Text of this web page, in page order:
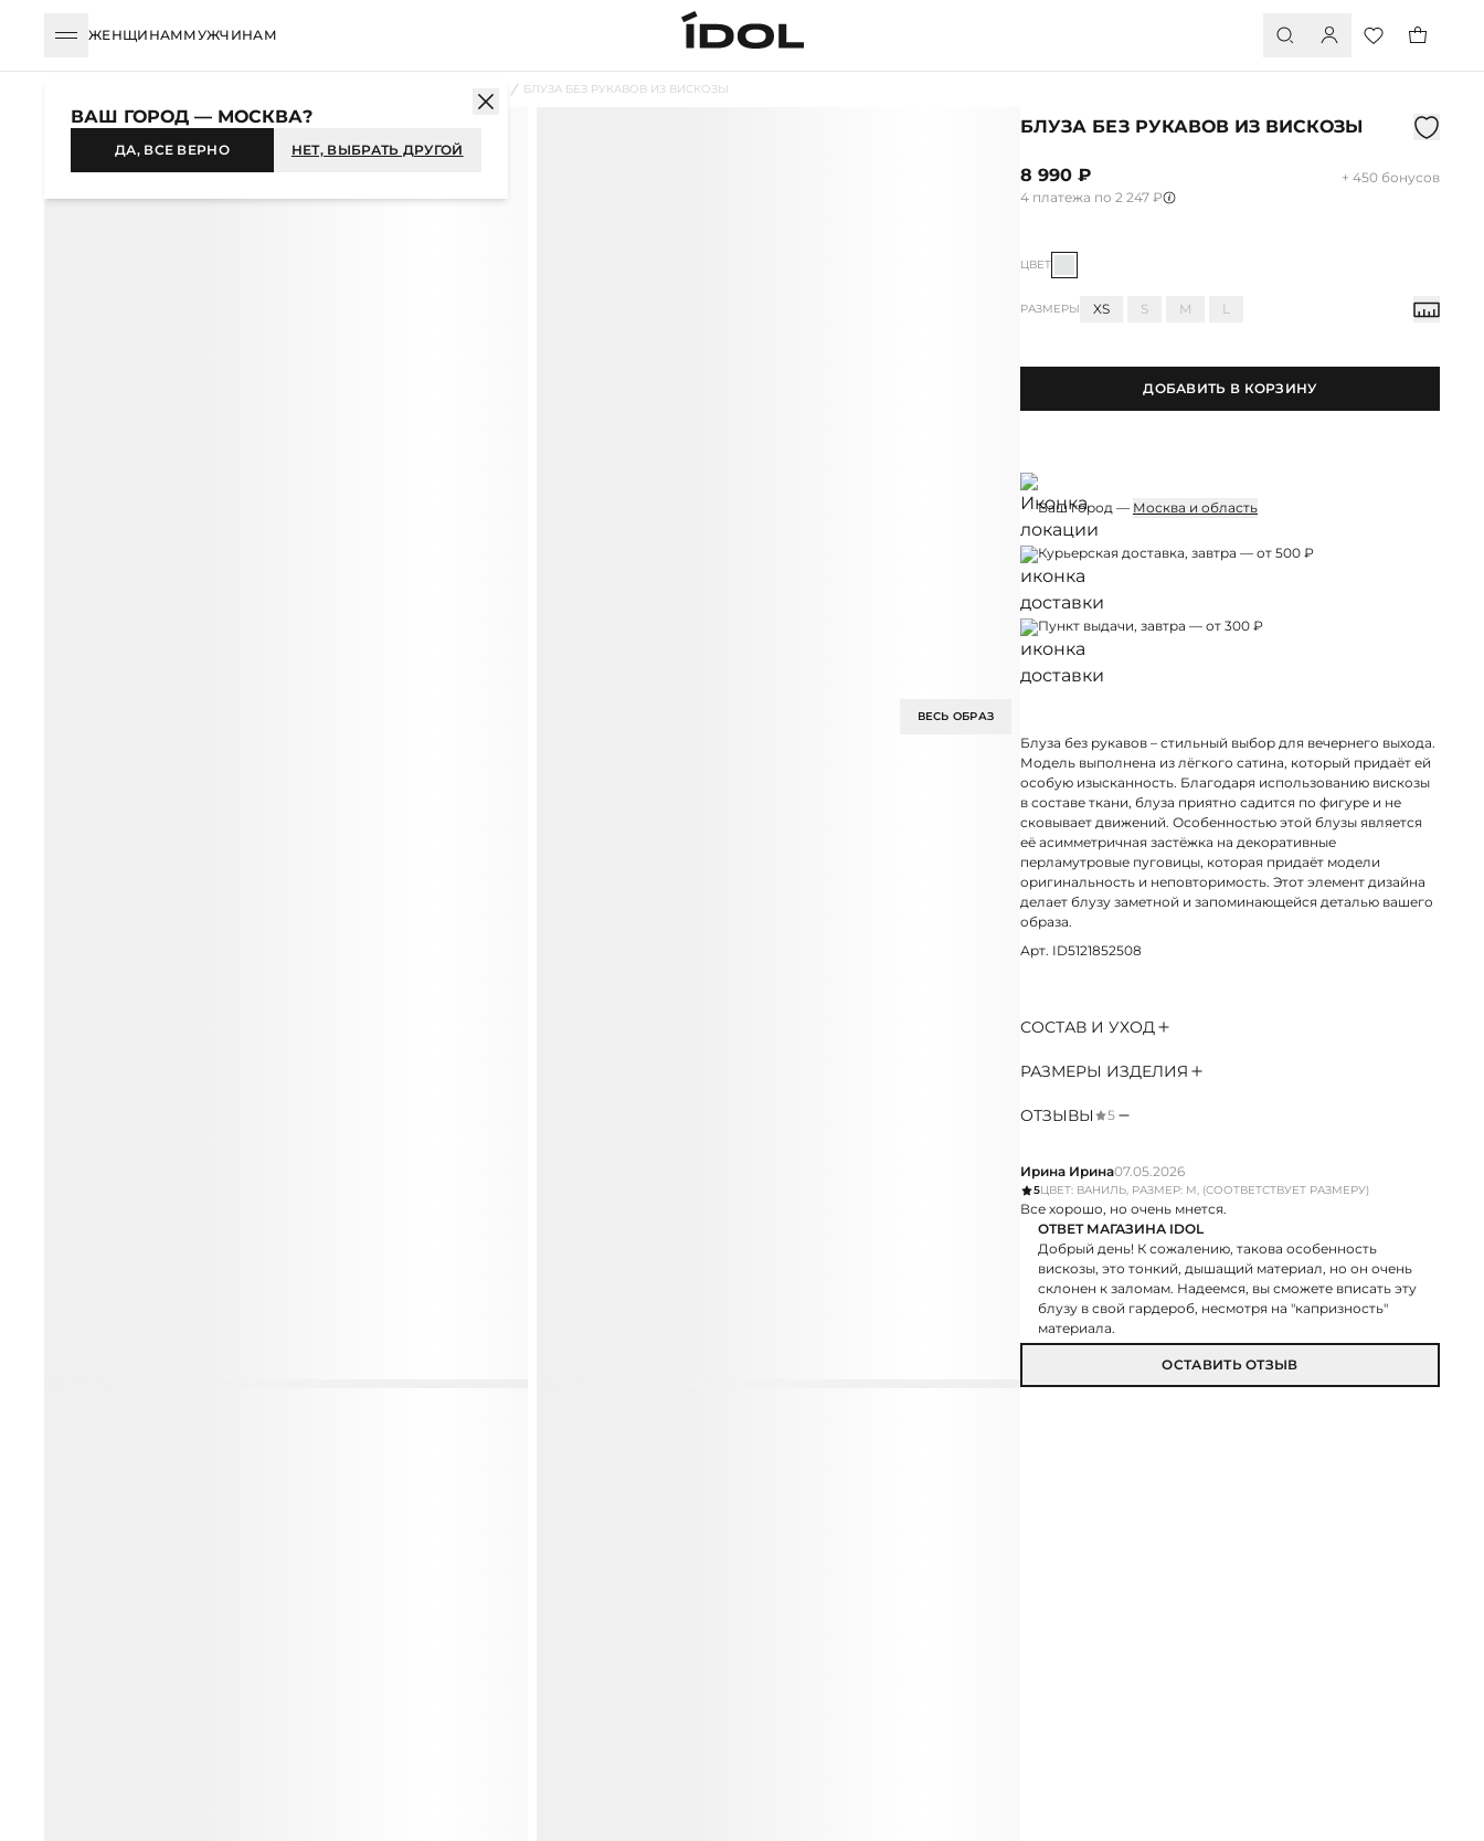
ЖЕНЩИНАММУЖЧИНАМ
БЛУЗА БЕЗ РУКАВОВ ИЗ ВИСКОЗЫ
ВЕСЬ ОБРАЗ
БЛУЗА БЕЗ РУКАВОВ ИЗ ВИСКОЗЫ
8 990 ₽
+ 450 бонусов
4 платежа по 2 247 ₽
ЦВЕТ
РАЗМЕРЫ XS S M L
ДОБАВИТЬ В КОРЗИНУ
Ваш город — Москва и область
Курьерская доставка, завтра — от 500 ₽
Пункт выдачи, завтра — от 300 ₽
Блуза без рукавов – стильный выбор для вечернего выхода.
Модель выполнена из лёгкого сатина, который придаёт ей
особую изысканность. Благодаря использованию вискозы
в составе ткани, блуза приятно садится по фигуре и не
сковывает движений. Особенностью этой блузы является
её асимметричная застёжка на декоративные
перламутровые пуговицы, которая придаёт модели
оригинальность и неповторимость. Этот элемент дизайна
делает блузу заметной и запоминающейся деталью вашего
образа.
Арт. ID5121852508
СОСТАВ И УХОД
РАЗМЕРЫ ИЗДЕЛИЯ
ОТЗЫВЫ 5
Ирина Ирина07.05.2026
5ЦВЕТ: ВАНИЛЬ, РАЗМЕР: M, (СООТВЕТСТВУЕТ РАЗМЕРУ)
Все хорошо, но очень мнется.
ОТВЕТ МАГАЗИНА IDOL
Добрый день! К сожалению, такова особенность
вискозы, это тонкий, дышащий материал, но он очень
склонен к заломам. Надеемся, вы сможете вписать эту
блузу в свой гардероб, несмотря на "капризность"
материала.
ОСТАВИТЬ ОТЗЫВ
ВАШ ГОРОД — МОСКВА?
ДА, ВСЕ ВЕРНО НЕТ, ВЫБРАТЬ ДРУГОЙ